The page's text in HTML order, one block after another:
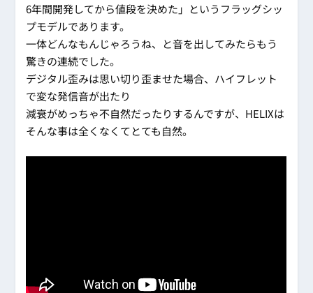
6年間開発してから値段を決めた」というフラッグシッ
プモデルであります。
一体どんなもんじゃろうね、と音を出してみたらもう
驚きの連続でした。
デジタル歪みは思い切り歪ませた場合、ハイフレット
で変な発信音が出たり
減衰がめっちゃ不自然だったりするんですが、HELIXは
そんな事は全くなくてとても自然。